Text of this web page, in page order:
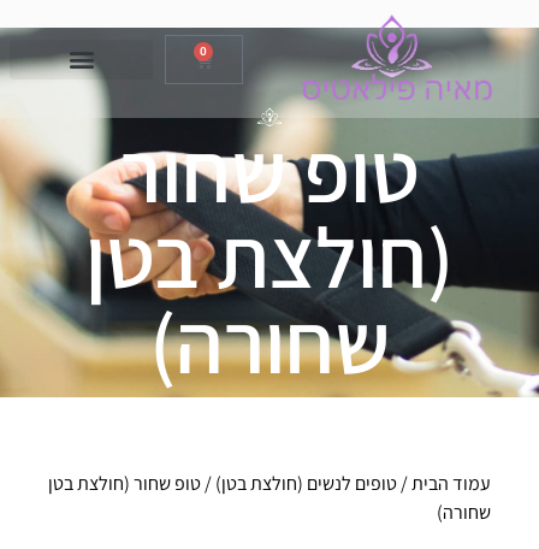
0
טופ שחור
(חולצת בטן
שחורה)
עמוד הבית/טופים לנשים (חולצת בטן)/ טופ שחור (חולצת בטן
שחורה)